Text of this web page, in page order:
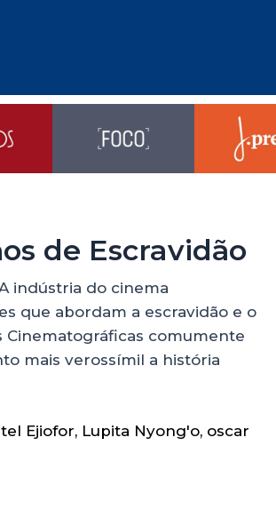
de Escravidão
indústria do cinema
que abordam a escravidão e o
Cinematográficas comumente
mais verossímil a história
Ejiofor, Lupita Nyong'o, oscar